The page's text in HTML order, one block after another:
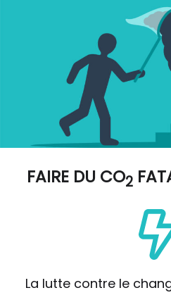
FAIRE DU CO2
La lutte contre le